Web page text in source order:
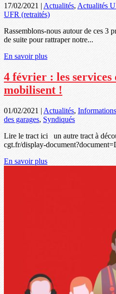
17/02/2021 | Actualités, Actualités
UFR (retraités)
Rassemblons-nous autour de ces 3
de suite pour rattraper notre...
En savoir plus
4 février : les services
mobilisent !
01/02/2021 | Actualités, Informations
des garages, Syndiqués
Lire le tract ici un autre tract à
cgt.fr/display-
En savoir plus